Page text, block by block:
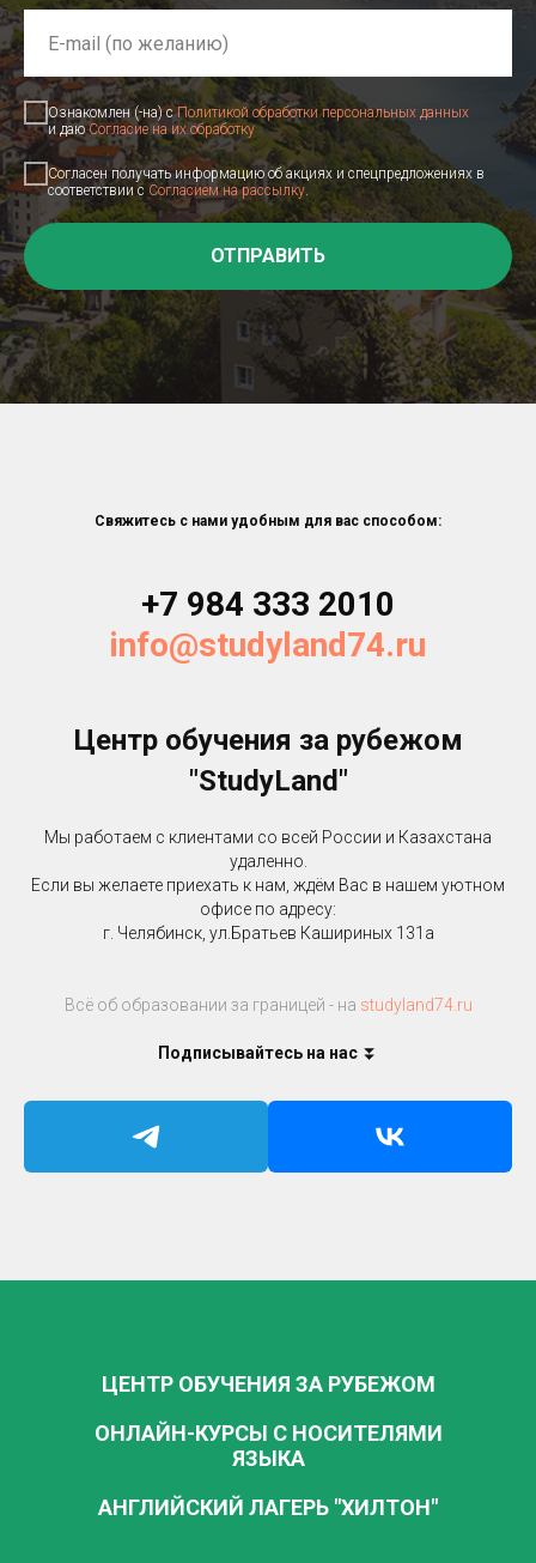
Ознакомлен (-на) сПолитикой обработки персональных данных
и даюСогласие на их обработку
Согласен получать информацию об акциях и спецпредложениях в
соответствии с Согласием на рассылку.
ОТПРАВИТЬ
Свяжитесь с нами удобным для вас способом:
+7 984 333 2010
info@studyland74.ru
Центр обучения за рубежом
"StudyLand"
Мы работаем с клиентами со всей России и Казахстана
удаленно.
Если вы желаете приехать к нам, ждём Вас в нашем уютном
офисе по адресу:
г. Челябинск, ул.Братьев Кашириных 131a
Всё об образовании за границей - на studyland74.ru
Подписывайтесь на нас ⏬
ЦЕНТР ОБУЧЕНИЯ ЗА РУБЕЖОМ
ОНЛАЙН-КУРСЫ С НОСИТЕЛЯМИ
ЯЗЫКА
АНГЛИЙСКИЙ ЛАГЕРЬ "ХИЛТОН"